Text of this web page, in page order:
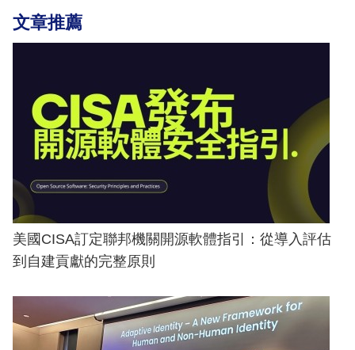
文章推薦
美國CISA訂定聯邦機關開源軟體指引：從導入評估
到自建貢獻的完整原則